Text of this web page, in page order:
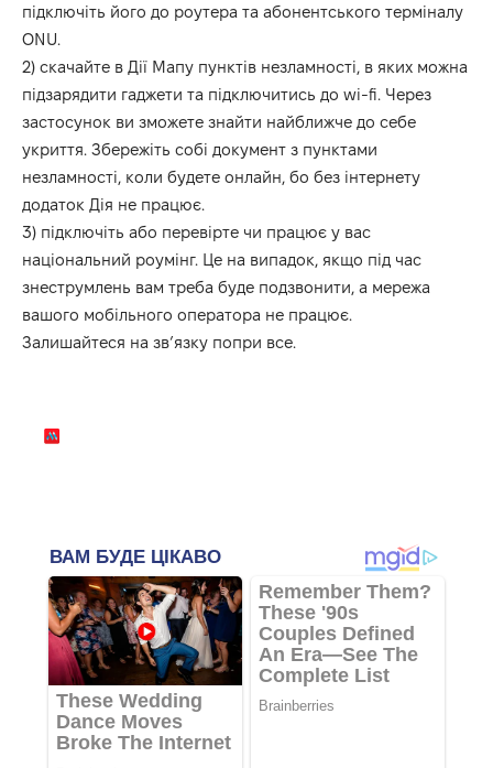
підключіть його до роутера та абонентського терміналу
ONU.
2) скачайте в Дії Мапу пунктів незламності, в яких можна
підзарядити гаджети та підключитись до wi-fi. Через
застосунок ви зможете знайти найближче до себе
укриття. Збережіть собі документ з пунктами
незламності, коли будете онлайн, бо без інтернету
додаток Дія не працює.
3) підключіть або перевірте чи працює у вас
національний роумінг. Це на випадок, якщо під час
знеструмлень вам треба буде подзвонити, а мережа
вашого мобільного оператора не працює.
Залишайтеся на зв’язку попри все.